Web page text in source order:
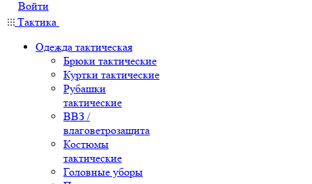
Войти
Тактика
Одежда тактическая
Брюки тактические
Куртки тактические
Рубашки
тактические
ВВЗ /
влаговетрозащита
Костюмы
тактические
Головные уборы